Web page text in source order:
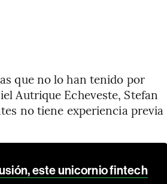
que no lo han tenido por
Autrique Echeveste, Stefan
no tiene experiencia previa
este unicornio fintech